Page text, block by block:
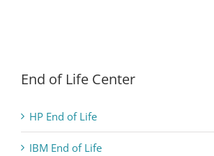
End of Life Center
HP End of Life
IBM End of Life